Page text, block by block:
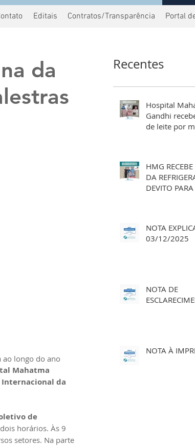
Editais Contratos/Transparência Portal
da
ao longo do ano
Mahatma
Internacional da
de
horários. Às 9
setores. Na parte
Recentes
Hospital
Gandhi
de leite por
HMG
DA
DEVITO
NOTA
03/12/2025
NOTA DE
NOTA À